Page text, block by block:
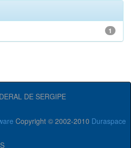
1
DE SERGIPE
Copyright © 2002-2010 Duraspace